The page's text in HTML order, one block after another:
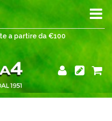
a partire da €100
a partire da €100